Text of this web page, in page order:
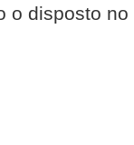
disposto no